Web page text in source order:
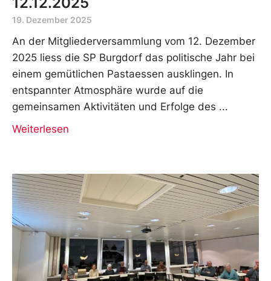
19. Dezember 2025
An der Mitgliederversammlung vom 12. Dezember
2025 liess die SP Burgdorf das politische Jahr bei
einem gemütlichen Pastaessen ausklingen. In
entspannter Atmosphäre wurde auf die
gemeinsamen Aktivitäten und Erfolge des
Weiterlesen